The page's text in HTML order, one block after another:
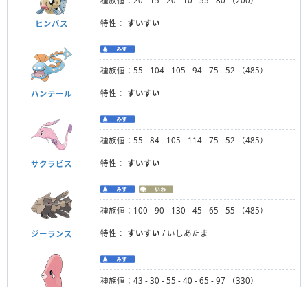
ヒンバス 特性： すいすい
ハンテール
種族値：55 - 104 - 105 - 94 - 75 - 52 （485）
特性： すいすい
サクラビス
種族値：55 - 84 - 105 - 114 - 75 - 52 （485）
特性： すいすい
ジーランス
種族値：100 - 90 - 130 - 45 - 65 - 55 （485）
特性： すいすい / いしあたま
種族値：43 - 30 - 55 - 40 - 65 - 97 （330）